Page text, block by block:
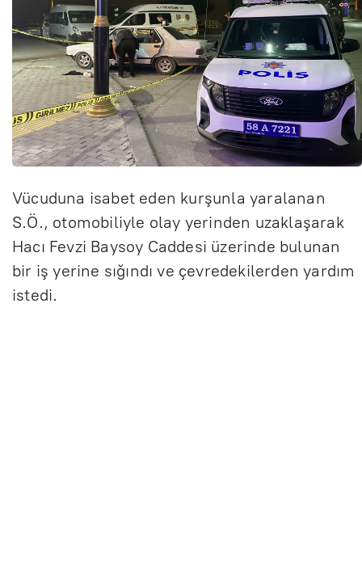
Vücuduna isabet eden kurşunla yaralanan
S.Ö., otomobiliyle olay yerinden uzaklaşarak
Hacı Fevzi Baysoy Caddesi üzerinde bulunan
bir iş yerine sığındı ve çevredekilerden yardım
istedi.